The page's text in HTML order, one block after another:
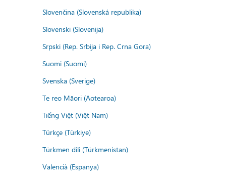
Slovenčina (Slovenská republika)
Slovenski (Slovenija)
Srpski (Rep. Srbija i Rep. Crna Gora)
Suomi (Suomi)
Svenska (Sverige)
Te reo Māori (Aotearoa)
Tiếng Việt (Việt Nam)
Türkçe (Türkiye)
Türkmen dili (Türkmenistan)
Valencià (Espanya)